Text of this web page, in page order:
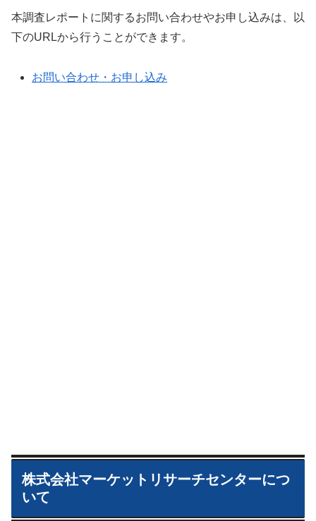
本調査レポートに関するお問い合わせやお申し込みは、以
下のURLから行うことができます。
お問い合わせ・お申し込み
株式会社マーケットリサーチセンターにつ
いて